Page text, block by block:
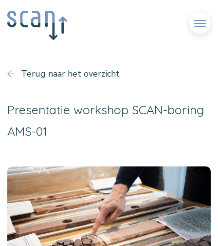
Menu
Terug naar het overzicht
Presentatie workshop SCAN-boring
AMS-01